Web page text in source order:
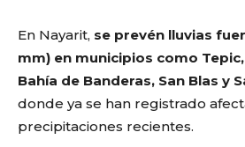
En Nayarit, se prevén lluvias
mm) en municipios como
Bahía de Banderas, San Blas y
donde ya se han registrado
precipitaciones recientes.